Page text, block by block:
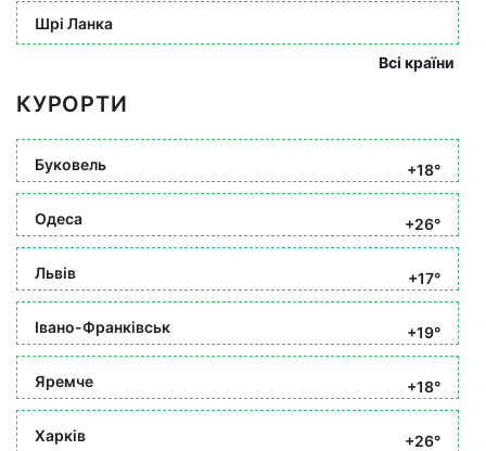
Шрі Ланка
Всі країни
КУРОРТИ
Буковель +18°
Одеса +26°
Львів +17°
Івано-Франківськ +19°
Яремче +18°
Харків
+26°